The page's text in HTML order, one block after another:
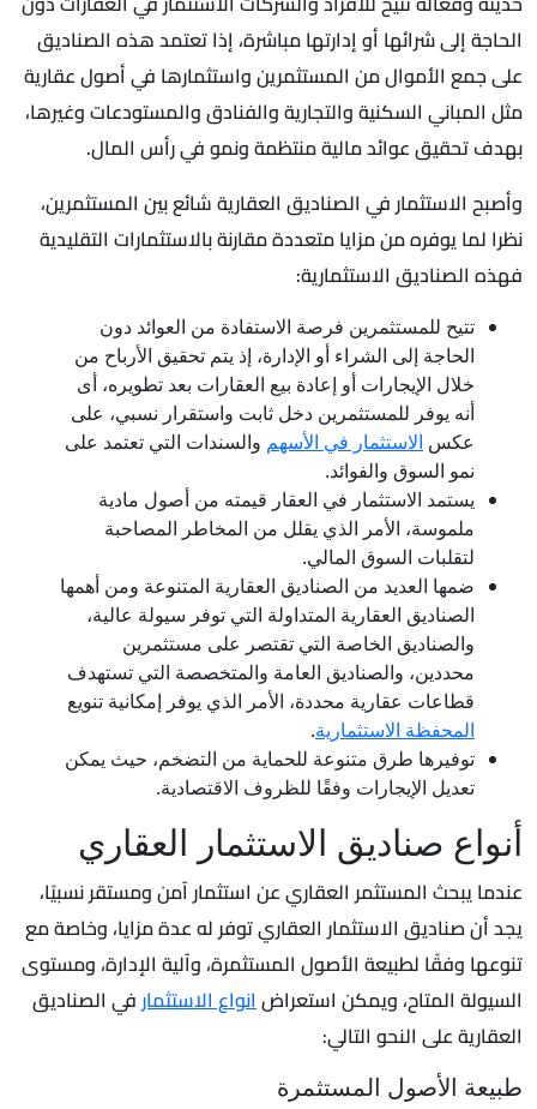
الحاجة إلى شرائها أو إدارتها مباشرة، إذا تعتمد هذه الصناديق
على جمع الأموال من المستثمرين واستثمارها في أصول عقارية
مثل المباني السكنية والتجارية والفنادق والمستودعات وغيرها،
بهدف تحقيق عوائد مالية منتظمة ونمو في رأس المال.
وأصبح الاستثمار في الصناديق العقارية شائع بين المستثمرين،
نظرا لما يوفره من مزايا متعددة مقارنة بالاستثمارات التقليدية
فهذه الصناديق الاستثمارية:
تتيح للمستثمرين فرصة الاستفادة من العوائد دون
الحاجة إلى الشراء أو الإدارة، إذ يتم تحقيق الأرباح من
خلال الإيجارات أو إعادة بيع العقارات بعد تطويره، أى
أنه يوفر للمستثمرين دخل ثابت واستقرار نسبي، على
عكس الاستثمار في الأسهم والسندات التي تعتمد على
نمو السوق والفوائد.
يستمد الاستثمار في العقار قيمته من أصول مادية
ملموسة، الأمر الذي يقلل من المخاطر المصاحبة
لتقلبات السوق المالي.
ضمها العديد من الصناديق العقارية المتنوعة ومن أهمها
الصناديق العقارية المتداولة التي توفر سيولة عالية،
والصناديق الخاصة التي تقتصر على مستثمرين
محددين، والصناديق العامة والمتخصصة التي تستهدف
قطاعات عقارية محددة، الأمر الذي يوفر إمكانية تنويع
المحفظة الاستثمارية.
توفيرها طرق متنوعة للحماية من التضخم، حيث يمكن
تعديل الإيجارات وفقًا للظروف الاقتصادية.
أنواع صناديق الاستثمار العقاري
عندما يبحث المستثمر العقاري عن استثمار آمن ومستقر نسبيًا،
يجد أن صناديق الاستثمار العقاري توفر له عدة مزايا، وخاصة مع
تنوعها وفقًا لطبيعة الأصول المستثمرة، وآلية الإدارة، ومستوى
السيولة المتاح، ويمكن استعراضانواع الاستثمار في الصناديق
العقارية على النحو التالي:
طبيعة الأصول المستثمرة